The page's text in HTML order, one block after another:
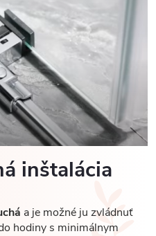
inštalácia
a je možné ju zvládnuť
hodiny s minimálnym